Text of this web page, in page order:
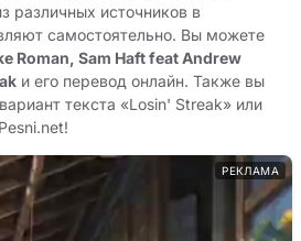
различных источников в
самостоятельно. Вы можете
Roman, Sam Haft feat Andrew
и его перевод онлайн. Также вы
текста «Losin' Streak» или
РЕКЛАМА